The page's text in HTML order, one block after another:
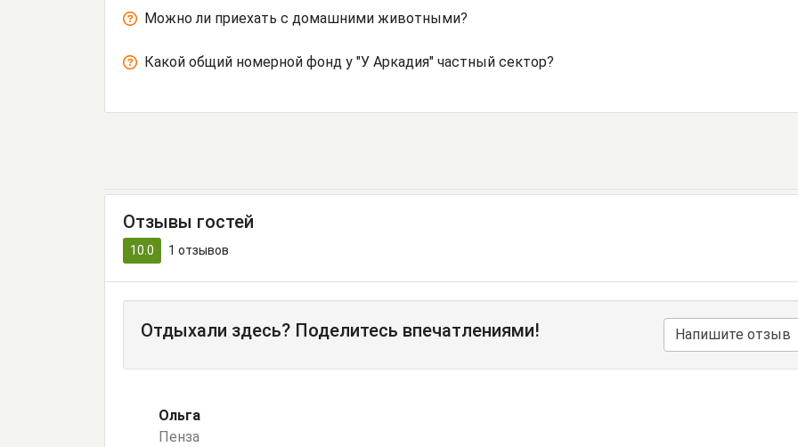
Можно ли приехать с домашними животными?
Какой общий номерной фонд у "У Аркадия" частный сектор?
Отзывы гостей
10.0 1 отзывов
Отдыхали здесь? Поделитесь впечатлениями! Напишите отзыв
Ольга
Пенза